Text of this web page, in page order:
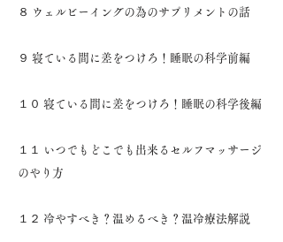
８ ウェルビーイングの為のサプリメントの話
９ 寝ている間に差をつけろ！睡眠の科学前編
１０ 寝ている間に差をつけろ！睡眠の科学後編
１１ いつでもどこでも出来るセルフマッサージ
のやり方
１２ 冷やすべき？温めるべき？温冷療法解説